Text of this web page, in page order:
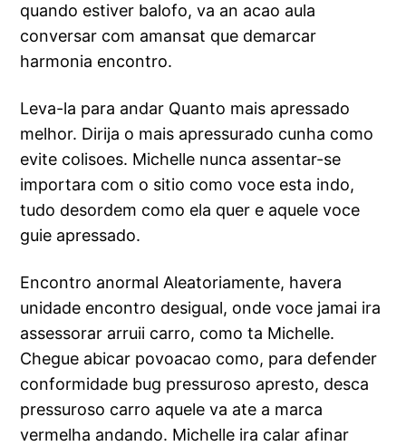
quando estiver balofo, va an acao aula
conversar com amansat que demarcar
harmonia encontro.
Leva-la para andar Quanto mais apressado
melhor. Dirija o mais apressurado cunha como
evite colisoes. Michelle nunca assentar-se
importara com o sitio como voce esta indo,
tudo desordem como ela quer e aquele voce
guie apressado.
Encontro anormal Aleatoriamente, havera
unidade encontro desigual, onde voce jamai ira
assessorar arruii carro, como ta Michelle.
Chegue abicar povoacao como, para defender
conformidade bug pressuroso apresto, desca
pressuroso carro aquele va ate a marca
vermelha andando. Michelle ira calar afinar